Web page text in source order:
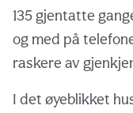
135 gjentatte
og med på
raskere av
I det øyeblikket